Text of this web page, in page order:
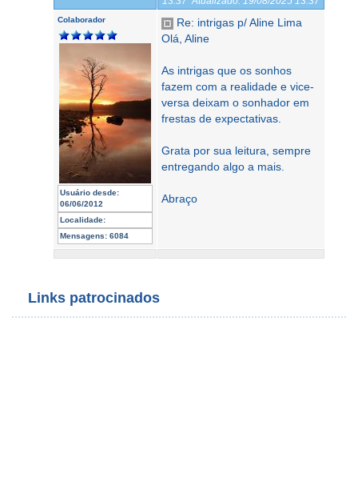
Colaborador
Usuário desde:
06/06/2012
Localidade:
Mensagens: 6084
Re: intrigas p/ Aline Lima
Olá, Aline
As intrigas que os sonhos
fazem com a realidade e vice-
versa deixam o sonhador em
frestas de expectativas.
Grata por sua leitura, sempre
entregando algo a mais.
Abraço
Links patrocinados